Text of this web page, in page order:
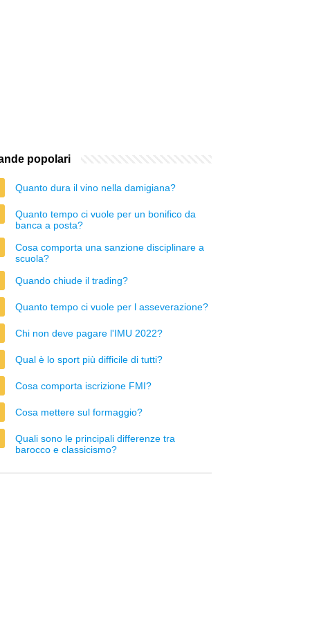
popolari
Quanto dura il vino nella damigiana?
Quanto tempo ci vuole per un bonifico da
banca a posta?
Cosa comporta una sanzione disciplinare a
scuola?
Quando chiude il trading?
Quanto tempo ci vuole per l asseverazione?
Chi non deve pagare l'IMU 2022?
Qual è lo sport più difficile di tutti?
Cosa comporta iscrizione FMI?
Cosa mettere sul formaggio?
Quali sono le principali differenze tra
barocco e classicismo?